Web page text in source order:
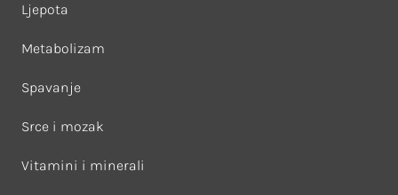
Ljepota
Metabolizam
Spavanje
Srce i mozak
Vitamini i minerali